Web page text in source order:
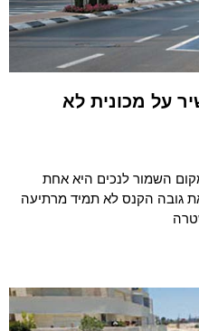
על מכונית לא
השמור לנכים היא אחת
גובה הקנס לא תמיד מרתיעה